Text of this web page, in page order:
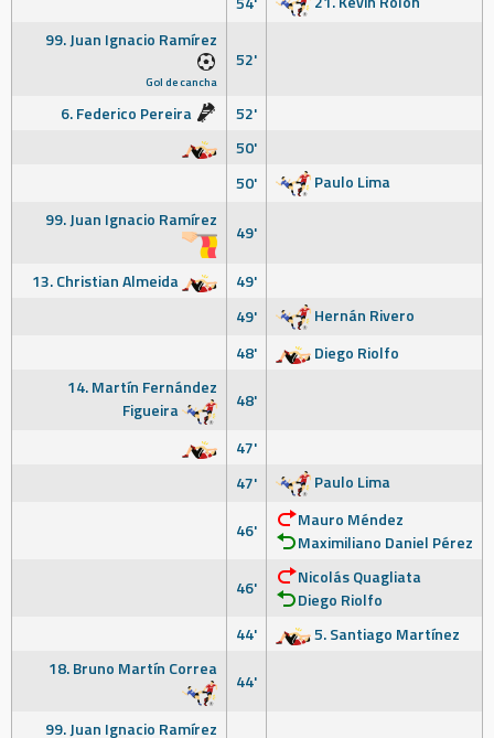
99. Juan Ignacio Ramírez
Gol de cancha
52'
6. Federico Pereira
52'
50'
50'
Paulo Lima
99. Juan Ignacio Ramírez
49'
13. Christian Almeida
49'
49'
Hernán Rivero
48'
Diego Riolfo
14. Martín Fernández
Figueira
48'
47'
47'
Paulo Lima
46'
Mauro Méndez
Maximiliano Daniel Pérez
46'
Nicolás Quagliata
Diego Riolfo
44'
5. Santiago Martínez
18. Bruno Martín Correa
44'
99. Juan Ignacio Ramírez